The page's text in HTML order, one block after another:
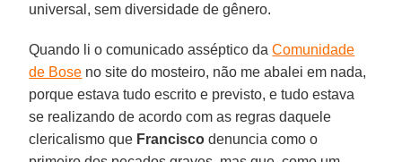
universal, sem diversidade de gênero.
Quando li o comunicado asséptico daComunidade
de Bose no site do mosteiro, não me abalei em nada,
porque estava tudo escrito e previsto, e tudo estava
se realizando de acordo com as regras daquele
clericalismo que Francisco denuncia como o